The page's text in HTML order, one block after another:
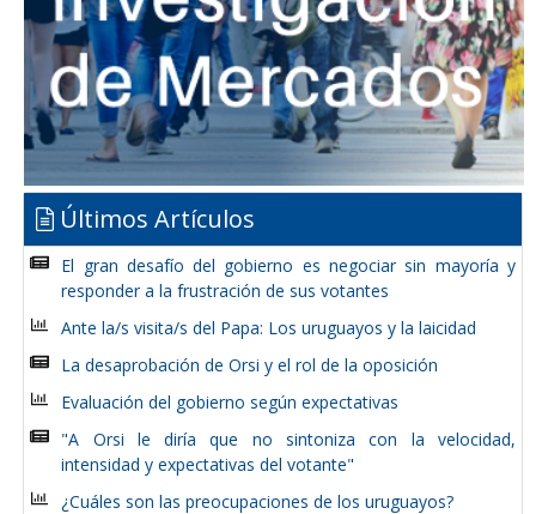
Últimos Artículos
El gran desafío del gobierno es negociar sin mayoría y
responder a la frustración de sus votantes
Ante la/s visita/s del Papa: Los uruguayos y la laicidad
La desaprobación de Orsi y el rol de la oposición
Evaluación del gobierno según expectativas
"A Orsi le diría que no sintoniza con la velocidad,
intensidad y expectativas del votante"
¿Cuáles son las preocupaciones de los uruguayos?